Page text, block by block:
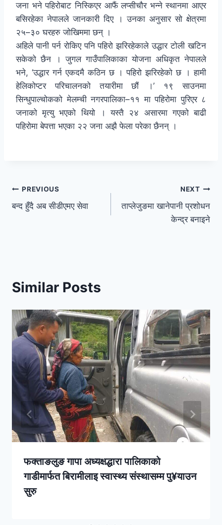
जना भने पहिरोबाट निस्किएर आफैं लप्सीचौर भन्ने स्थानमा आएर
बसिरहेका नेपालले जानकारी दिए । उनका अनुसार सो क्षेत्रमा
२५–३० घरहरु जोखिममा छन् ।
अहिले पानी पर्न रोकिए पनि पहिरो झरिरहेकाले उद्धार टोली खटिन
सकेको छैन । जुगल गाउँपालिकाका योजना अधिकृत नेपालले
भने, ‘उद्धार गर्न एकदमै कठिन छ । पहिरो झरिरहेको छ । हामी
हेलिकोप्टर परिचालनको तयारीमा छौं ।’ १९ साउनमा
सिन्धुपाल्चोकको मेलम्ची नगरपालिका–११ मा पहिरोमा पुरिएर ८
जनाको मृत्यु भएको थियो । यस्तै २४ असारमा गएको बाढी
पहिरोमा बेपत्ता भएका २२ जना अझै फेला परेका छैनन् ।
PREVIOUS
बन्द हुँदै अब सीडीएमए सेवा
NEXT
ताप्लेजुङमा खानेपानी प्रशोधन
केन्द्र बनाइने
Similar Posts
फक्ताङलुङ गापा अध्यक्षद्धारा पालिकाको
गाडीमार्फत बिरामीलाइ स्वास्थ्य संस्थासम्म पु¥याउन
सुरु